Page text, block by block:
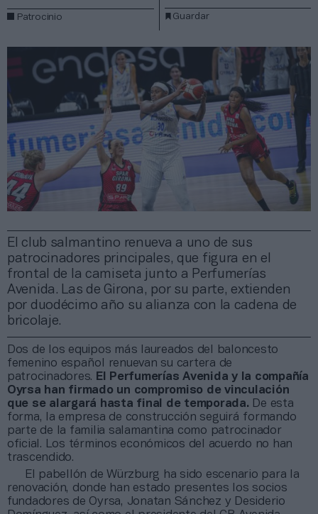
El club salmantino renueva a uno de sus
patrocinadores principales, que figura en el
frontal de la camiseta junto a Perfumerías
Avenida. Las de Girona, por su parte, extienden
por duodécimo año su alianza con la cadena de
bricolaje.
Patrocinio Guardar
Dos de los equipos más laureados del baloncesto
femenino español renuevan su cartera de
patrocinadores. El
Perfumerías Avenida y la compañía
Oyrsa han firmado un compromiso de vinculación
que se alargará hasta final de temporada.
De esta
forma, la empresa de construcción seguirá formando
parte de la familia salamantina como patrocinador
oficial. Los términos económicos del acuerdo no han
trascendido.
El pabellón de Würzburg ha sido escenario para la
renovación, donde han estado presentes los socios
fundadores de Oyrsa, Jonatan Sánchez y Desiderio